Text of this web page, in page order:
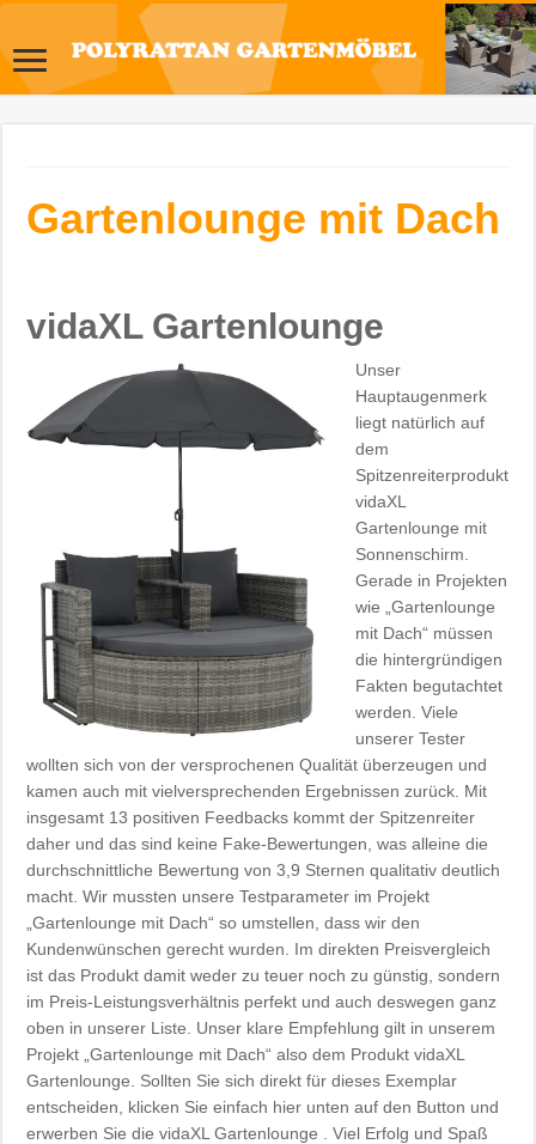
Gartenlounge mit Dach
vidaXL Gartenlounge
Unser
Hauptaugenmerk
liegt natürlich auf
dem
Spitzenreiterprodukt
vidaXL
Gartenlounge mit
Sonnenschirm.
Gerade in Projekten
wie „Gartenlounge
mit Dach“ müssen
die hintergründigen
Fakten begutachtet
werden. Viele
unserer Tester
wollten sich von der versprochenen Qualität überzeugen und
kamen auch mit vielversprechenden Ergebnissen zurück. Mit
insgesamt 13 positiven Feedbacks kommt der Spitzenreiter
daher und das sind keine Fake-Bewertungen, was alleine die
durchschnittliche Bewertung von 3,9 Sternen qualitativ deutlich
macht. Wir mussten unsere Testparameter im Projekt
„Gartenlounge mit Dach“ so umstellen, dass wir den
Kundenwünschen gerecht wurden. Im direkten Preisvergleich
ist das Produkt damit weder zu teuer noch zu günstig, sondern
im Preis-Leistungsverhältnis perfekt und auch deswegen ganz
oben in unserer Liste. Unser klare Empfehlung gilt in unserem
Projekt „Gartenlounge mit Dach“ also dem Produkt vidaXL
Gartenlounge. Sollten Sie sich direkt für dieses Exemplar
entscheiden, klicken Sie einfach hier unten auf den Button und
erwerben Sie die vidaXL Gartenlounge . Viel Erfolg und Spaß